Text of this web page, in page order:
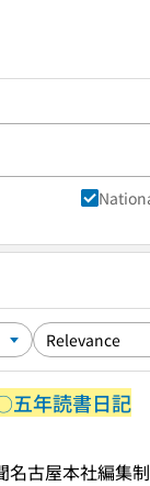
五年読書日記
名古屋本社編集